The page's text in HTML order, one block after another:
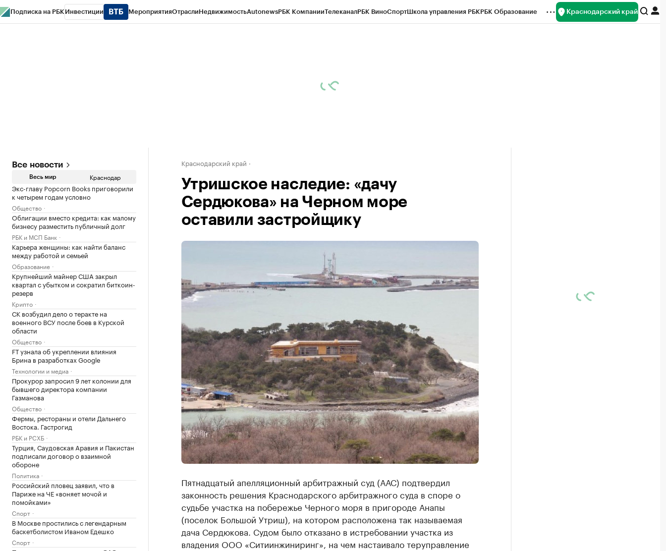
Подписка на РБК Инвестиции МероприятияОтраслиНедвижимостьAutonewsРБК КомпанииТелеканалРБК ВиноСпортШкола управления РБКРБК Образование Краснодарский край
Все новости
Весь мир Краснодар
Экс-главу Popcorn Books приговорили
к четырем годам условно
Общество
Облигации вместо кредита: как малому
бизнесу разместить публичный долг
РБК и МСП Банк
Карьера женщины: как найти баланс
между работой и семьей
Образование
Крупнейший майнер США закрыл
квартал с убытком и сократил биткоин-
резерв
Крипто
СК возбудил дело о теракте на
военного ВСУ после боев в Курской
области
Общество
FT узнала об укреплении влияния
Брина в разработках Google
Технологии и медиа
Прокурор запросил 9 лет колонии для
бывшего директора компании
Газманова
Общество
Фермы, рестораны и отели Дальнего
Востока. Гастрогид
РБК и РСХБ
Турция, Саудовская Аравия и Пакистан
подписали договор о взаимной
обороне
Политика
Российский пловец заявил, что в
Париже на ЧЕ «воняет мочой и
помойками»
Спорт
В Москве простились с легендарным
баскетболистом Иваном Едешко
Спорт
Краснодарский край
Утришское наследие: «дачу
Сердюкова» на Черном море
оставили застройщику
Пятнадцатый апелляционный арбитражный суд (ААС) подтвердил
законность решения Краснодарского арбитражного суда в споре о
судьбе участка на побережье Черного моря в пригороде Анапы
(поселок Большой Утриш), на котором расположена так называемая
дача Сердюкова. Судом было отказано в истребовании участка из
владения ООО «Ситиинжиниринг», на чем настаивало теруправление